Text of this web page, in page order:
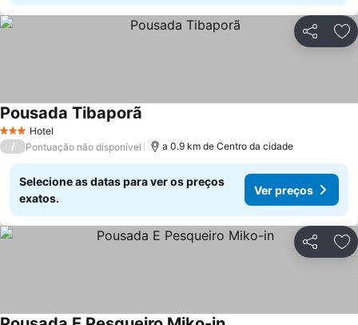
Partilhar
3 EstrelasHotel
Pousada Tibaporã
/ Pontuação não disponível a 0.9 km de Centro da cidade
Selecione as datas para ver os preços
exatos.
Ver preços
Partilhar